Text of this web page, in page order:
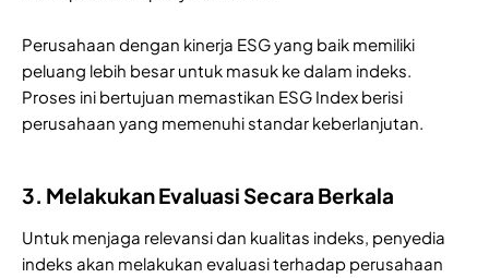
Perusahaan dengan kinerja ESG yang baik memiliki
peluang lebih besar untuk masuk ke dalam indeks.
Proses ini bertujuan memastikan ESG Index berisi
perusahaan yang memenuhi standar keberlanjutan.
3. Melakukan Evaluasi Secara Berkala
Untuk menjaga relevansi dan kualitas indeks, penyedia
indeks akan melakukan evaluasi terhadap perusahaan